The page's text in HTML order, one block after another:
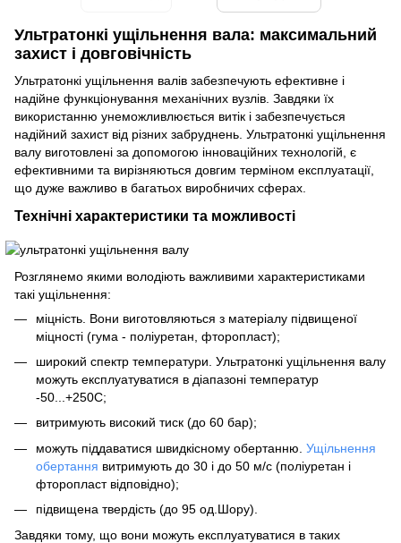
Ультратонкі ущільнення вала: максимальний
захист і довговічність
Ультратонкі ущільнення валів забезпечують ефективне і
надійне функціонування механічних вузлів. Завдяки їх
використанню унеможливлюється витік і забезпечується
надійний захист від різних забруднень. Ультратонкі ущільнення
валу виготовлені за допомогою інноваційних технологій, є
ефективними та вирізняються довгим терміном експлуатації,
що дуже важливо в багатьох виробничих сферах.
Технічні характеристики та можливості
Розглянемо якими володіють важливими характеристиками
такі ущільнення:
міцність. Вони виготовляються з матеріалу підвищеної
міцності (гума - поліуретан, фторопласт);
широкий спектр температури. Ультратонкі ущільнення валу
можуть експлуатуватися в діапазоні температур
-50...+250С;
витримують високий тиск (до 60 бар);
можуть піддаватися швидкісному обертанню. Ущільнення
обертання витримують до 30 і до 50 м/с (поліуретан і
фторопласт відповідно);
підвищена твердість (до 95 од.Шору).
Завдяки тому, що вони можуть експлуатуватися в таких